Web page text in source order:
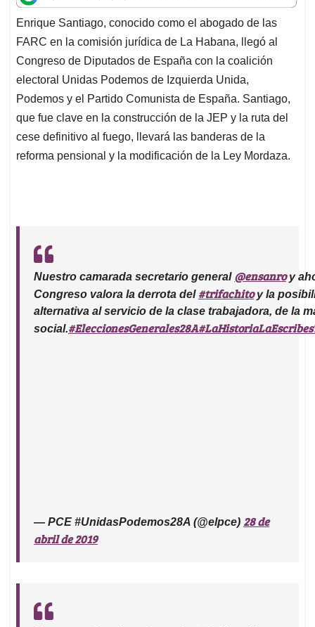
t
s
A
p
p
e
b
o
o
k
k
e
d
I
n
i
l
e
a
d
s
Enrique Santiago, conocido como el abogado de las
FARC en la comisión jurídica de La Habana, llegó al
Congreso de Diputados de España con la coalición
electoral Unidas Podemos de Izquierda Unida,
Podemos y el Partido Comunista de España. Santiago,
que fue clave en la construcción de la JEP y la ruta del
cese definitivo al fuego, llevará las banderas de la
reforma pensional y la modificación de la Ley Mordaza.
Nuestro camarada secretario general @ensanroy
Congreso valora la derrota del #trifachitoy la
alternativa al servicio de la clase trabajadora, de la
social.#EleccionesGenerales28A
— PCE #UnidasPodemos28A (@elpce) 28 de
abril de 2019